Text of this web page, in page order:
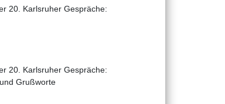
20. Karlsruher Gespräche:
20. Karlsruher Gespräche:
Grußworte